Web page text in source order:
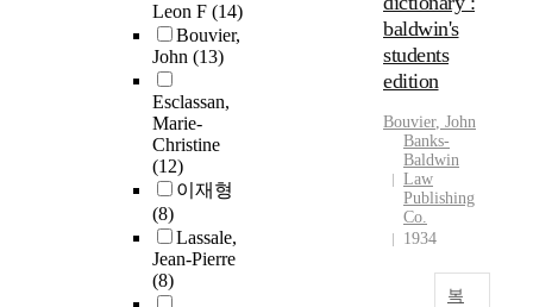
Leon F (14)
Bouvier,
John (13)
Esclassan,
Marie-
Christine
(12)
이재형
(8)
Lassale,
Jean-Pierre
(8)
baldwin's
students
edition
Bouvier, John
Banks-
Baldwin
Law
Publishing
Co.
1934
복